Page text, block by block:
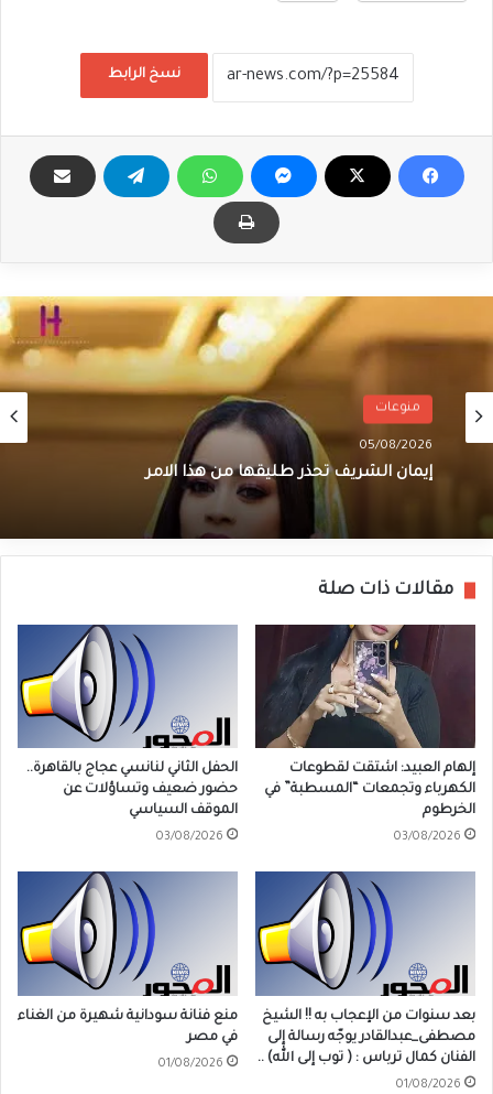
نسخ الرابط
منوعات
05/08/2026
إيمان الشريف تحذر طليقها من هذا الامر
مقالات ذات صلة
إلهام العبيد: اشتقت لقطوعات
الكهرباء وتجمعات “المسطبة” في
الخرطوم
03/08/2026
الحفل الثاني لنانسي عجاج بالقاهرة..
حضور ضعيف وتساؤلات عن
الموقف السياسي
03/08/2026
بعد سنوات من الإعجاب به !! الشيخ
مصطفى_عبدالقادر يوجّه رسالة إلى
الفنان كمال ترباس : ( توب إلى الله) ..
01/08/2026
منع فنانة سودانية شهيرة من الغناء
في مصر
01/08/2026